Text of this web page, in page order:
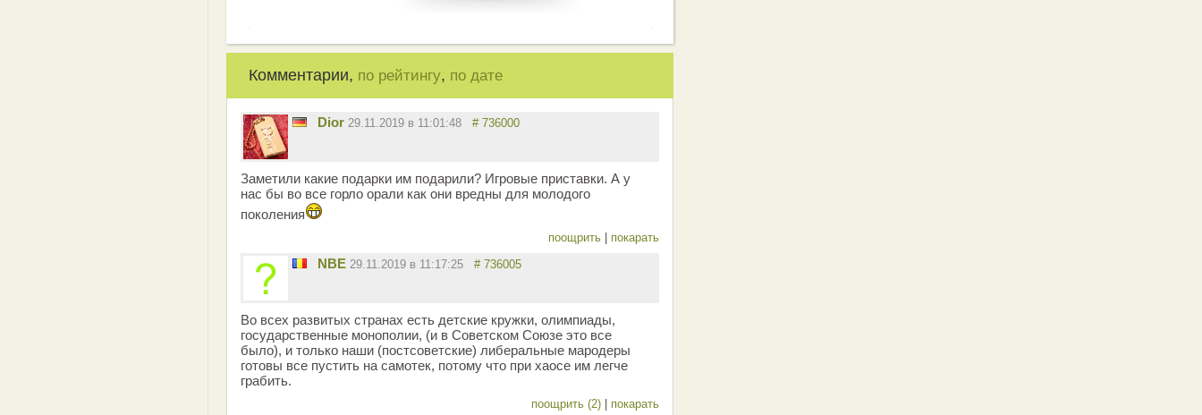
Комментарии, по рейтингу, по дате
Dior 29.11.2019 в 11:01:48 # 736000
Заметили какие подарки им подарили? Игровые приставки. А у
нас бы во все горло орали как они вредны для молодого
поколения
поощрить | покарать
NBE 29.11.2019 в 11:17:25 # 736005
Во всех развитых странах есть детские кружки, олимпиады,
государственные монополии, (и в Советском Союзе это все
было), и только наши (постсоветские) либеральные мародеры
готовы все пустить на самотек, потому что при хаосе им легче
грабить.
поощрить (2) | покарать